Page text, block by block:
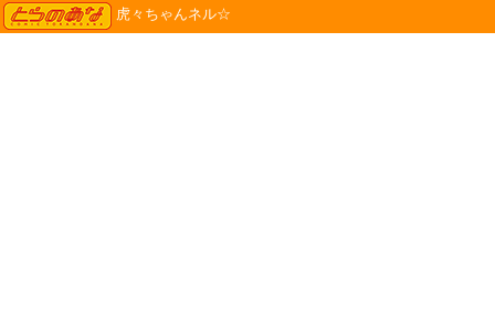
TORANOANA
虎々ちゃんネル☆